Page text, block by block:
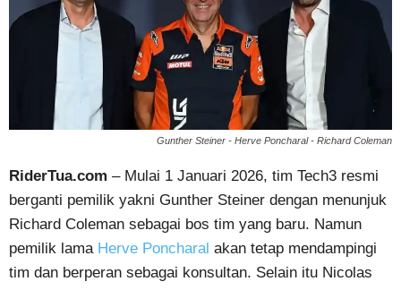
Gunther Steiner - Herve Poncharal - Richard Coleman
RiderTua.com – Mulai 1 Januari 2026, tim Tech3 resmi
berganti pemilik yakni Gunther Steiner dengan menunjuk
Richard Coleman sebagai bos tim yang baru. Namun
pemilik lama Herve Poncharal akan tetap mendampingi
tim dan berperan sebagai konsultan. Selain itu Nicolas